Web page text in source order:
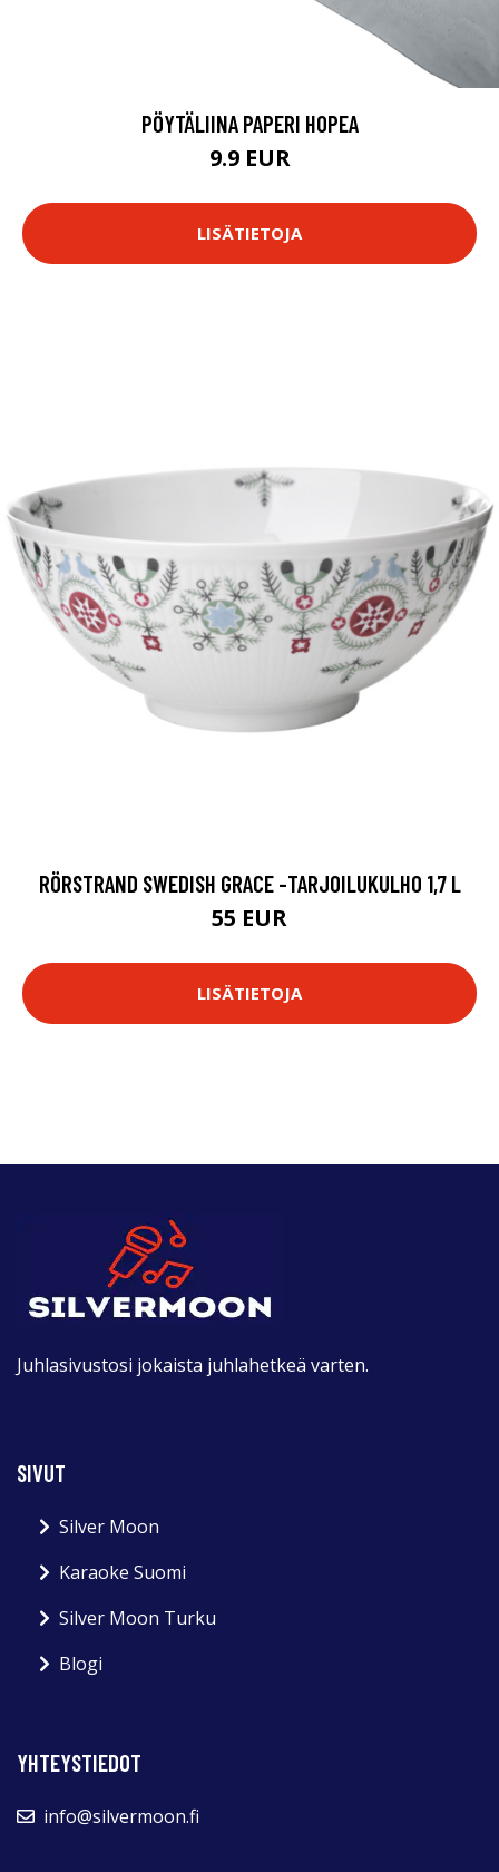
PÖYTÄLIINA PAPERI HOPEA
9.9 EUR
LISÄTIETOJA
RÖRSTRAND SWEDISH GRACE -TARJOILUKULHO 1,7 L
55 EUR
LISÄTIETOJA
Juhlasivustosi jokaista juhlahetkeä varten.
SIVUT
Silver Moon
Karaoke Suomi
Silver Moon Turku
Blogi
YHTEYSTIEDOT
info@silvermoon.fi